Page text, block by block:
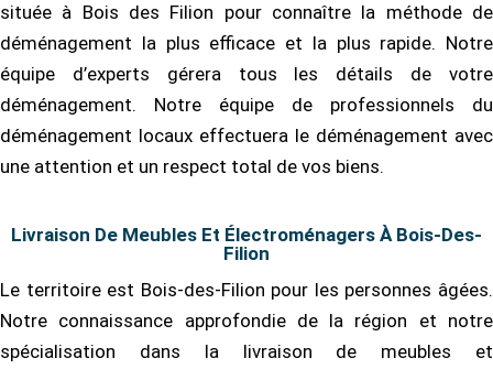
située à Bois des Filion pour connaître la méthode de
déménagement la plus efficace et la plus rapide. Notre
équipe d’experts gérera tous les détails de votre
déménagement. Notre équipe de professionnels du
déménagement locaux effectuera le déménagement avec
une attention et un respect total de vos biens.
Livraison De Meubles Et Électroménagers À Bois-Des-
Filion
Le territoire est Bois-des-Filion pour les personnes âgées.
Notre connaissance approfondie de la région et notre
spécialisation dans la livraison de meubles et